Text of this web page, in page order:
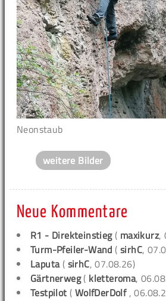
Neonstaub
weitere Bilder
Neue Kommentare
R1 - Direkteinstieg( maxikurz,
Turm-Pfeiler-Wand (sirhC,
Laputa( sirhC, 07.08.26)
Gärtnerweg( kletteroma,
Testpilot ( WolfDerDolf ,